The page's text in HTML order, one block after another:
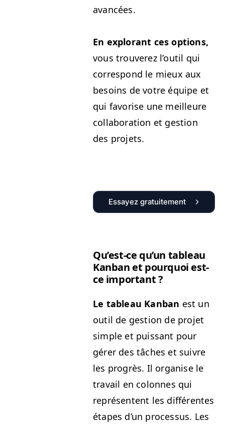
avancées.
En explo­rant ces options,
vous trou­verez l’outil qui
cor­re­spond le mieux aux
besoins de votre équipe et
qui favorise une meilleure
col­lab­o­ra­tion et ges­tion
des projets.
Essayez gratuitement
Qu’est-ce qu’un tableau
Kan­ban et pourquoi est-
ce important ?
Le tableau Kan­ban est un
out­il de ges­tion de pro­jet
sim­ple et puis­sant pour
gér­er des tâch­es et suiv­re
les pro­grès. Il organ­ise le
tra­vail en colonnes qui
représen­tent les dif­férentes
étapes d’un proces­sus. Les